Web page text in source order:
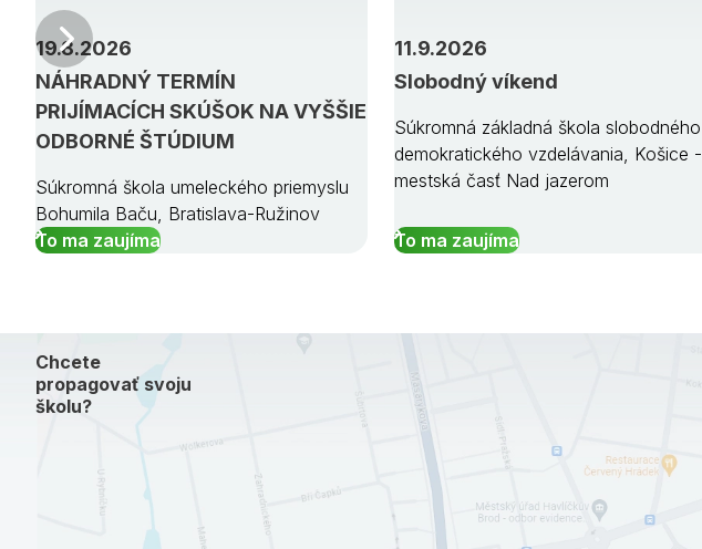
NÁHRADNÝ TERMÍN
PRIJÍMACÍCH SKÚŠOK NA VYŠŠIE
ODBORNÉ ŠTÚDIUM
19.8.2026
Súkromná škola umeleckého priemyslu
Bohumila Baču, Bratislava-Ružinov
To ma zaujíma
Slobodný víkend
11.9.2026
Súkromná základná škola slobodného
demokratického vzdelávania, Košice -
mestská časť Nad jazerom
To ma zaujíma
Predchádzajúci
Chcete
propagovať svoju
školu?